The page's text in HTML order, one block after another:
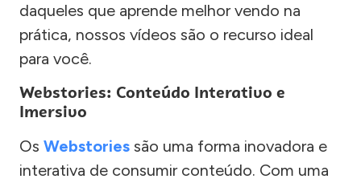
daqueles que aprende melhor vendo na
prática, nossos vídeos são o recurso ideal
para você.
Webstories: Conteúdo Interativo e
Imersivo
Os Webstories são uma forma inovadora e
interativa de consumir conteúdo. Com uma